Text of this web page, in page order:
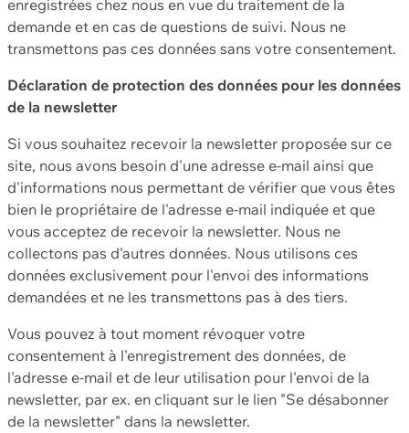
enregistrées chez nous en vue du traitement de la
demande et en cas de questions de suivi. Nous ne
transmettons pas ces données sans votre consentement.
Déclaration de protection des données pour les données
de la newsletter
Si vous souhaitez recevoir la newsletter proposée sur ce
site, nous avons besoin d'une adresse e-mail ainsi que
d'informations nous permettant de vérifier que vous êtes
bien le propriétaire de l'adresse e-mail indiquée et que
vous acceptez de recevoir la newsletter. Nous ne
collectons pas d'autres données. Nous utilisons ces
données exclusivement pour l'envoi des informations
demandées et ne les transmettons pas à des tiers.
Vous pouvez à tout moment révoquer votre
consentement à l'enregistrement des données, de
l'adresse e-mail et de leur utilisation pour l'envoi de la
newsletter, par ex. en cliquant sur le lien "Se désabonner
de la newsletter" dans la newsletter.